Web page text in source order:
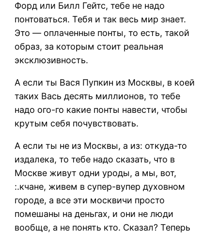
Форд или Билл Гейтс, тебе не надо
понтоваться. Тебя и так весь мир знает.
Это — оплаченные понты, то есть, такой
образ, за которым стоит реальная
эксклюзивность.
А если ты Вася Пупкин из Москвы, в коей
таких Вась десять миллионов, то тебе
надо ого-го какие понты навести, чтобы
крутым себя почувствовать.
А если ты не из Москвы, а из: откуда-то
издалека, то тебе надо сказать, что в
Москве живут одни уроды, а мы, вот,
:.кчане, живем в супер-вупер духовном
городе, а все эти москвичи просто
помешаны на деньгах, и они не люди
вообще, а не понять кто. Сказал? Теперь